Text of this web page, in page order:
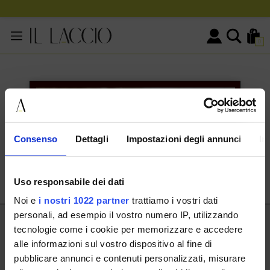
Consenso Dettagli Impostazioni degli annunci
Uso responsabile dei dati
Noi e i nostri 1022 partner trattiamo i vostri dati
personali, ad esempio il vostro numero IP, utilizzando
tecnologie come i cookie per memorizzare e accedere
alle informazioni sul vostro dispositivo al fine di
pubblicare annunci e contenuti personalizzati, misurare
0
KONTAKTINFORMATIONEN
Via Cassala 20 25126 Brescia
+393291008001
IL LACCIO
IL LACCIO